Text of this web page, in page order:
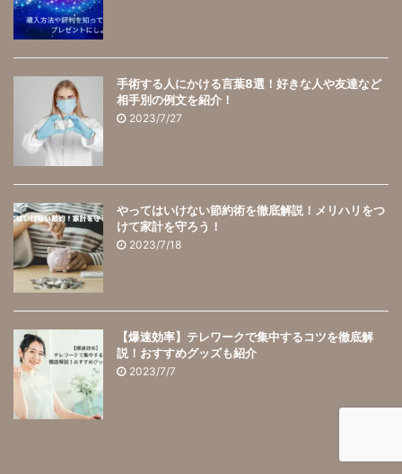
手術する人にかける言葉8選！好きな人や友達など
相手別の例文を紹介！
2023/7/27
やってはいけない節約術を徹底解説！メリハリをつ
けて家計を守ろう！
2023/7/18
【爆速効率】テレワークで集中するコツを徹底解
説！おすすめグッズも紹介
2023/7/7